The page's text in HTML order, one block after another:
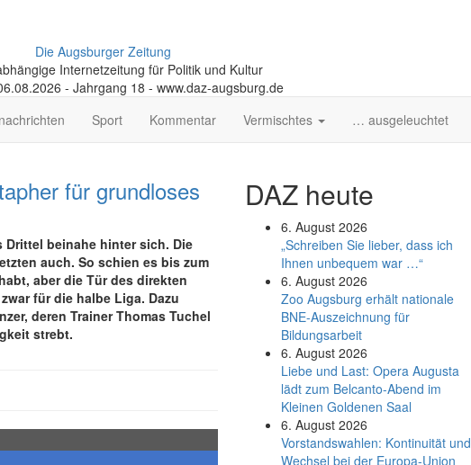
Die Augsburger Zeitung
Internetzeitung für Politik und Kultur
- Jahrgang 18 - www.daz-augsburg.de
Sport Kommentar Vermischtes … ausgeleuchtet
für grundloses
beinahe hinter sich. Die
auch. So schien es bis zum
aber die Tür des direkten
für die halbe Liga. Dazu
deren Trainer Thomas Tuchel
strebt.
DAZ heute
6. August 2026
„Schreiben Sie lieber, dass ich
Ihnen unbequem war …“
6. August 2026
Zoo Augsburg erhält nationale
BNE-Auszeichnung für
Bildungsarbeit
6. August 2026
Liebe und Last: Opera Augusta
lädt zum Belcanto-Abend im
Kleinen Goldenen Saal
6. August 2026
Vorstandswahlen: Kontinuität und
Wechsel bei der Europa-Union